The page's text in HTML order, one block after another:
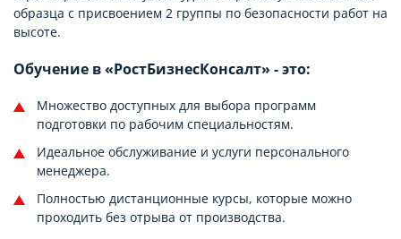
образца с присвоением 2 группы по безопасности работ на
высоте.
Обучение в «РостБизнесКонсалт» - это:
Множество доступных для выбора программ
подготовки по рабочим специальностям.
Идеальное обслуживание и услуги персонального
менеджера.
Полностью дистанционные курсы, которые можно
проходить без отрыва от производства.